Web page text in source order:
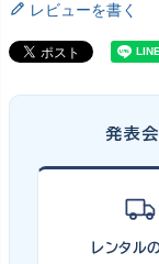
レビューを書く
発表
レンタル